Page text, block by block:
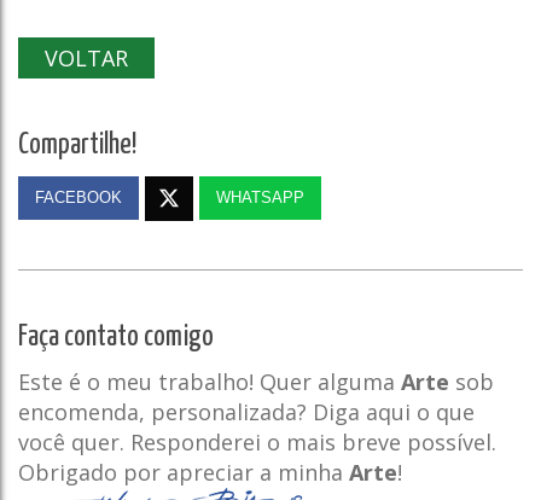
VOLTAR
Compartilhe!
FACEBOOK WHATSAPP
Faça contato comigo
Este é o meu trabalho! Quer alguma Arte sob
encomenda, personalizada? Diga aqui o que
você quer. Responderei o mais breve possível.
Obrigado por apreciar a minha Arte!